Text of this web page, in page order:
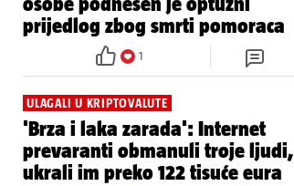
prijedlog zbog smrti pomoraca
1
ULAGALI U KRIPTOVALUTE
'Brza i laka zarada': Internet
prevaranti obmanuli troje ljudi,
ukrali im preko 122 tisuće eura